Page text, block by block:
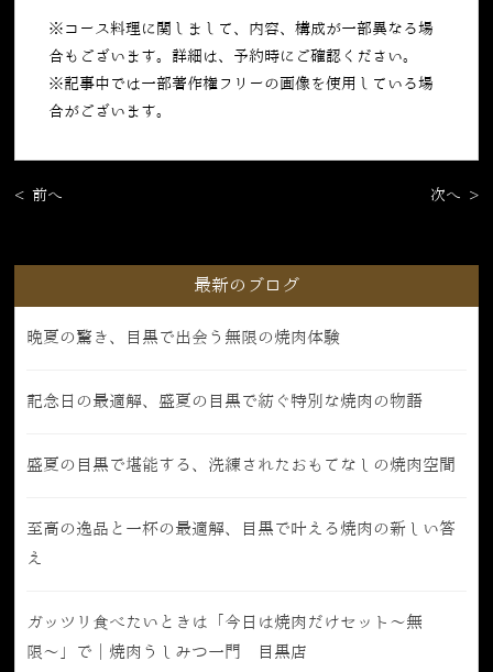
※コース料理に関しまして、内容、構成が一部異なる場
合もございます。詳細は、予約時にご確認ください。
※記事中では一部著作権フリーの画像を使用している場
合がございます。
< 前へ 次へ >
最新のブログ
晩夏の驚き、目黒で出会う無限の焼肉体験
記念日の最適解、盛夏の目黒で紡ぐ特別な焼肉の物語
盛夏の目黒で堪能する、洗練されたおもてなしの焼肉空間
至高の逸品と一杯の最適解、目黒で叶える焼肉の新しい答
え
ガッツリ食べたいときは「今日は焼肉だけセット〜無
限〜」で｜焼肉うしみつ一門 目黒店